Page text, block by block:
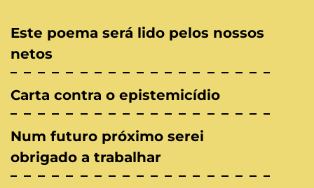
Este poema será lido pelos nossos
netos
Carta contra o epistemicídio
Num futuro próximo serei
obrigado a trabalhar